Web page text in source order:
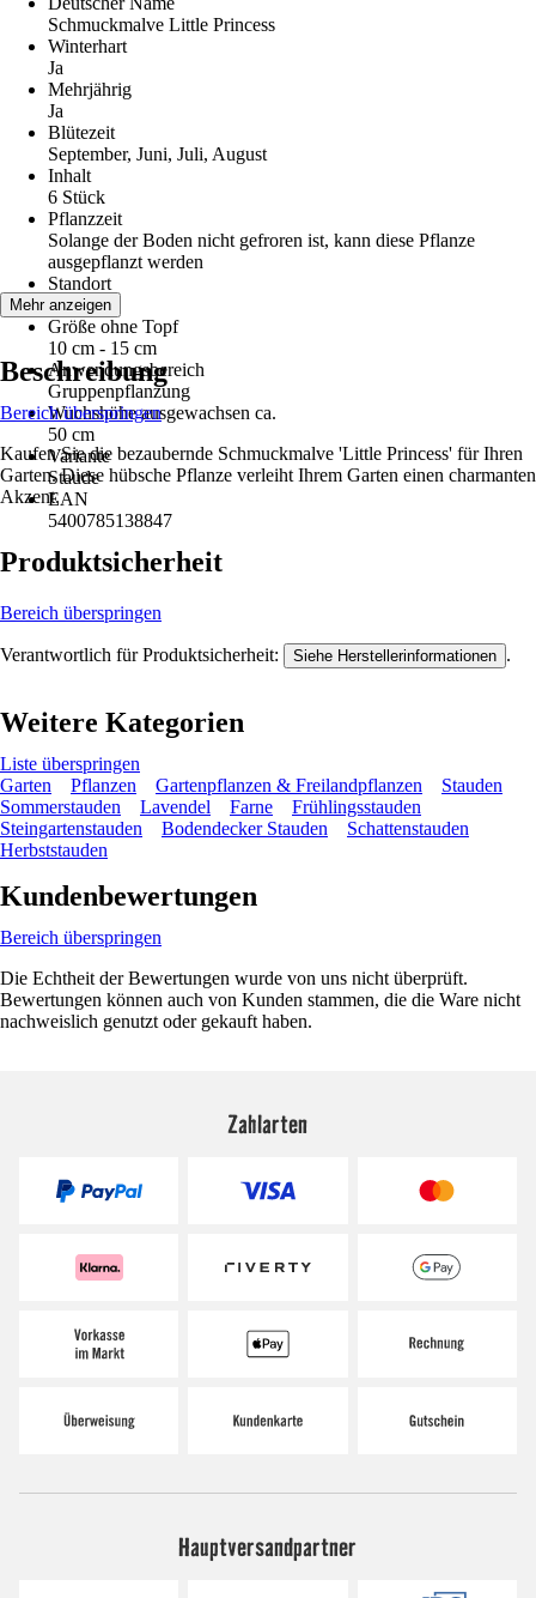
Schmuckmalve Little Princess
Winterhart
Ja
Mehrjährig
Ja
Blütezeit
September, Juni, Juli, August
Inhalt
6 Stück
Pflanzzeit
Solange der Boden nicht gefroren ist, kann diese Pflanze
ausgepflanzt werden
Standort
Sonne
Größe ohne Topf
10 cm - 15 cm
Anwendungsbereich
Gruppenpflanzung
Wuchshöhe ausgewachsen ca.
50 cm
Variante
Staude
EAN
5400785138847
Mehr anzeigen
Beschreibung
Bereich überspringen
Kaufen Sie die bezaubernde Schmuckmalve 'Little Princess' für Ihren
Garten. Diese hübsche Pflanze verleiht Ihrem Garten einen charmanten
Akzent.
Produktsicherheit
Bereich überspringen
Verantwortlich für Produktsicherheit: Siehe Herstellerinformationen .
Weitere Kategorien
Liste überspringen
Garten
Pflanzen Gartenpflanzen & Freilandpflanzen
Stauden
Sommerstauden
Lavendel Farne
Frühlingsstauden
Steingartenstauden
Bodendecker Stauden
Schattenstauden
Herbststauden
Kundenbewertungen
Bereich überspringen
Die Echtheit der Bewertungen wurde von uns nicht überprüft.
Bewertungen können auch von Kunden stammen, die die Ware nicht
nachweislich genutzt oder gekauft haben.
Zahlarten
Hauptversandpartner